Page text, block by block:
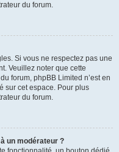
du forum.
Si vous ne respectez pas une
Veuillez noter que cette
forum, phpBB Limited n’est en
sur cet espace. Pour plus
du forum.
un modérateur ?